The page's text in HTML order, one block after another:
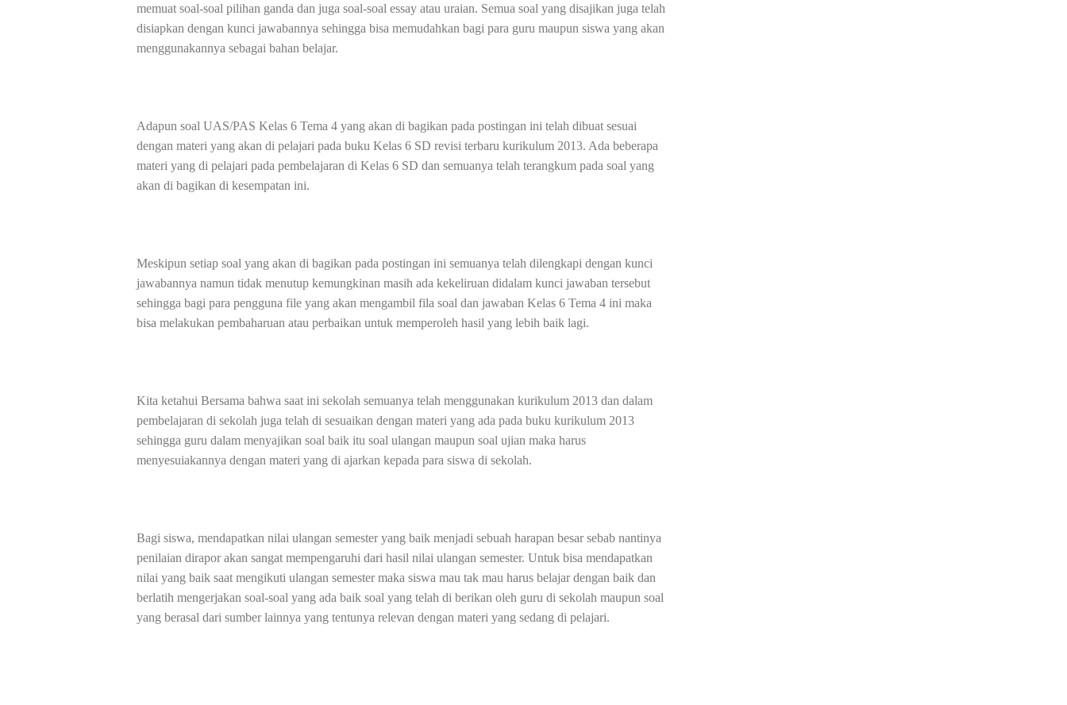
memuat soal-soal pilihan ganda dan juga soal-soal essay atau uraian. Semua soal yang disajikan juga telah
disiapkan dengan kunci jawabannya sehingga bisa memudahkan bagi para guru maupun siswa yang akan
menggunakannya sebagai bahan belajar.
Adapun soal UAS/PAS Kelas 6 Tema 4 yang akan di bagikan pada postingan ini telah dibuat sesuai
dengan materi yang akan di pelajari pada buku Kelas 6 SD revisi terbaru kurikulum 2013. Ada beberapa
materi yang di pelajari pada pembelajaran di Kelas 6 SD dan semuanya telah terangkum pada soal yang
akan di bagikan di kesempatan ini.
Meskipun setiap soal yang akan di bagikan pada postingan ini semuanya telah dilengkapi dengan kunci
jawabannya namun tidak menutup kemungkinan masih ada kekeliruan didalam kunci jawaban tersebut
sehingga bagi para pengguna file yang akan mengambil fila soal dan jawaban Kelas 6 Tema 4 ini maka
bisa melakukan pembaharuan atau perbaikan untuk memperoleh hasil yang lebih baik lagi.
Kita ketahui Bersama bahwa saat ini sekolah semuanya telah menggunakan kurikulum 2013 dan dalam
pembelajaran di sekolah juga telah di sesuaikan dengan materi yang ada pada buku kurikulum 2013
sehingga guru dalam menyajikan soal baik itu soal ulangan maupun soal ujian maka harus
menyesuiakannya dengan materi yang di ajarkan kepada para siswa di sekolah.
Bagi siswa, mendapatkan nilai ulangan semester yang baik menjadi sebuah harapan besar sebab nantinya
penilaian dirapor akan sangat mempengaruhi dari hasil nilai ulangan semester. Untuk bisa mendapatkan
nilai yang baik saat mengikuti ulangan semester maka siswa mau tak mau harus belajar dengan baik dan
berlatih mengerjakan soal-soal yang ada baik soal yang telah di berikan oleh guru di sekolah maupun soal
yang berasal dari sumber lainnya yang tentunya relevan dengan materi yang sedang di pelajari.